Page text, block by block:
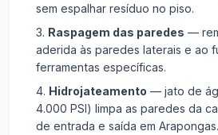
sem espalhar resíduo no piso.
Raspagem das paredes —
aderida às paredes laterais e ao
ferramentas específicas.
Hidrojateamento — jato de
4.000 PSI) limpa as paredes da
de entrada e saída em Arapongas.